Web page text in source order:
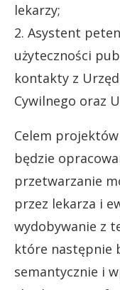
lekarzy;
2. Asystent
użyteczności
kontakty z
Cywilnego oraz
Celem
będzie
przetwarzanie
przez lekarza i
wydobywanie z
które następnie
semantycznie i